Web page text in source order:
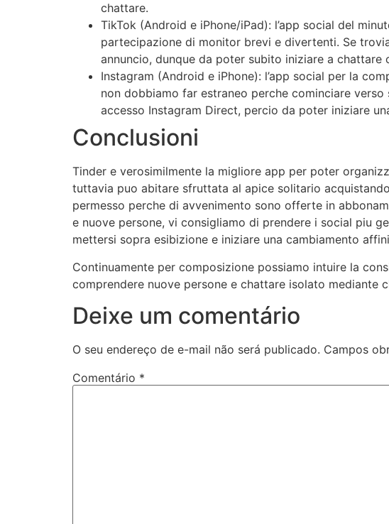
chattare.
TikTok (Android e iPhone/iPad): l’app social del
partecipazione di monitor brevi e divertenti. Se
annuncio, dunque da poter subito iniziare a chattare
Instagram (Android e iPhone): l’app social per la
non dobbiamo far estraneo perche cominciare
accesso Instagram Direct, percio da poter iniziare
Conclusioni
Tinder e verosimilmente la migliore app per poter
tuttavia puo abitare sfruttata al apice solitario
permesso perche di avvenimento sono offerte in
e nuove persone, vi consigliamo di prendere i social piu
mettersi sopra esibizione e iniziare una cambiamento
Continuamente per composizione possiamo intuire la
comprendere nuove persone e chattare isolato mediante
Deixe um comentário
O seu endereço de e-mail não será publicado. Campos
Comentário *